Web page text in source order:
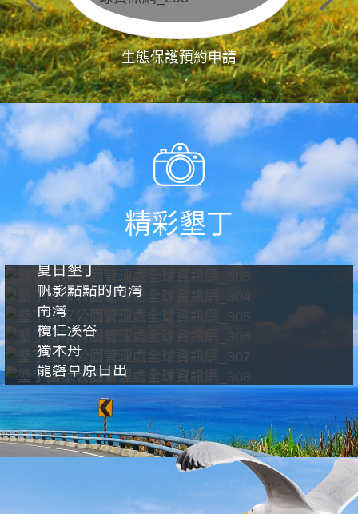
生態保護預約申請
精彩墾丁
夏日墾丁
帆影點點的南灣
南灣
欖仁溪谷
獨木舟
龍磐草原日出